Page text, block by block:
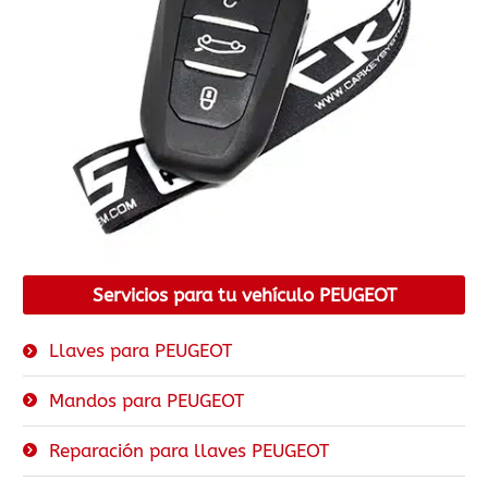
Servicios para tu vehículo PEUGEOT
Llaves para PEUGEOT
Mandos para PEUGEOT
Reparación para llaves PEUGEOT